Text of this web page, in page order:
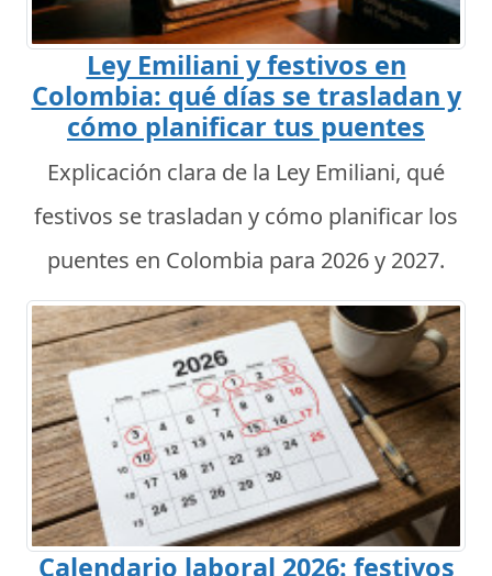
Ley Emiliani y festivos en
Colombia: qué días se trasladan y
cómo planificar tus puentes
Explicación clara de la Ley Emiliani, qué
festivos se trasladan y cómo planificar los
puentes en Colombia para 2026 y 2027.
Calendario laboral 2026: festivos